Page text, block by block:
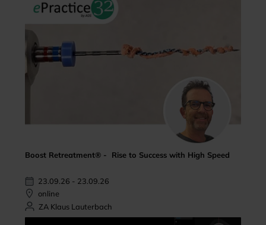
Boost Retreatment® - Rise to Success with High Speed
23.09.26 - 23.09.26
online
ZA Klaus Lauterbach